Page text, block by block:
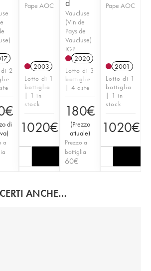
di 2
€
di
)
a
Pape AOC
2003
Lotto di 1
bottiglia
| 1 in
stock
1020€
d
Vaucluse
(Vin de
Pays de
Vaucluse)
IGP
2020
Lotto di 3
bottiglie
| 4 aste
180€
(Prezzo
attuale)
Prezzo a
bottiglia
60€
Pape AOC
2001
Lotto di 1
bottiglia
| 1 in
stock
1020€
ANCHE…